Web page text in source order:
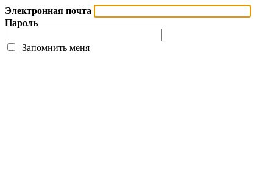
Электронная почта
Пароль
Запомнить меня